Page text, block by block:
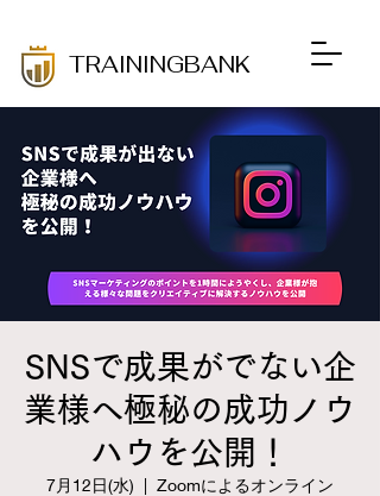
​TRAININGBANK
SNSで成果がでない企
業様へ極秘の成功ノウ
ハウを公開！
7月12日(水)
  |
Zoomによるオンライン